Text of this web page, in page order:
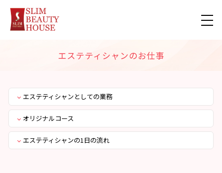
エステティシャンのお仕事
エステティシャンとしての業務
オリジナルコース
エステティシャンの1日の流れ